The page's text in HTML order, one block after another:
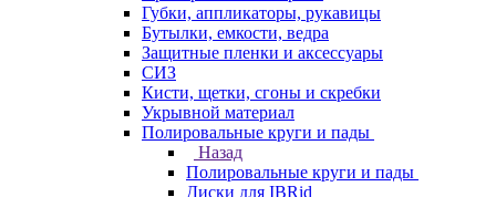
Губки, аппликаторы, рукавицы
Бутылки, емкости, ведра
Защитные пленки и аксессуары
СИЗ
Кисти, щетки, сгоны и скребки
Укрывной материал
Полировальные круги и пады
Назад
Полировальные круги и пады
Диски для IBRid